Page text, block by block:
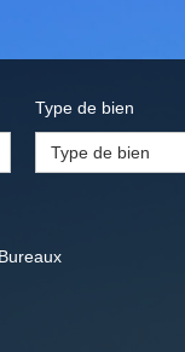
Type de bien
Type de bien
Bureaux